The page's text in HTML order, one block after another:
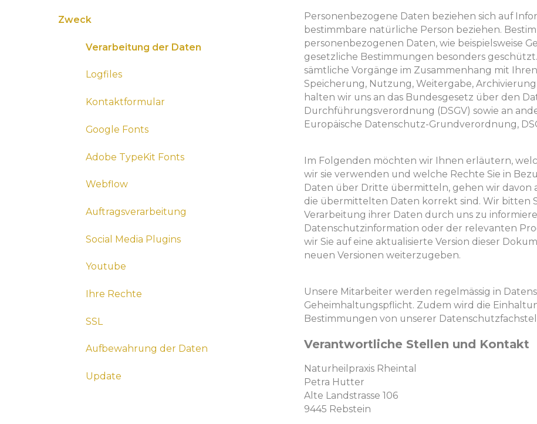
Zweck
Verarbeitung der Daten
Logfiles
Kontaktformular
Google Fonts
Adobe TypeKit Fonts
Webflow
Auftragsverarbeitung
Social Media Plugins
Youtube
Ihre Rechte
SSL
Aufbewahrung der Daten
Update
Personenbezogene Daten beziehen sich auf
bestimmbare natürliche Person beziehen.
personenbezogenen Daten, wie beispielsweise
gesetzliche Bestimmungen besonders
sämtliche Vorgänge im Zusammenhang mit
Speicherung, Nutzung, Weitergabe,
halten wir uns an das Bundesgesetz über den
Durchführungsverordnung (DSGV) sowie an
Europäische Datenschutz-Grundverordnung,
Im Folgenden möchten wir Ihnen erläutern,
wir sie verwenden und welche Rechte Sie in
Daten über Dritte übermitteln, gehen wir davon
die übermittelten Daten korrekt sind. Wir bitten
Verarbeitung ihrer Daten durch uns zu
Datenschutzinformation oder der relevanten
wir Sie auf eine aktualisierte Version dieser
neuen Versionen weiterzugeben.
Unsere Mitarbeiter werden regelmässig in
Geheimhaltungspflicht. Zudem wird die
Bestimmungen von unserer
Verantwortliche Stellen und Kontakt
Naturheilpraxis Rheintal
Petra Hutter
Alte Landstrasse 106
9445 Rebstein